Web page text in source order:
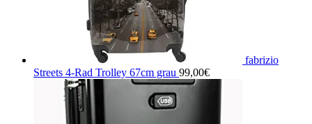
fabrizio
Streets 4-Rad Trolley 67cm grau 99,00€